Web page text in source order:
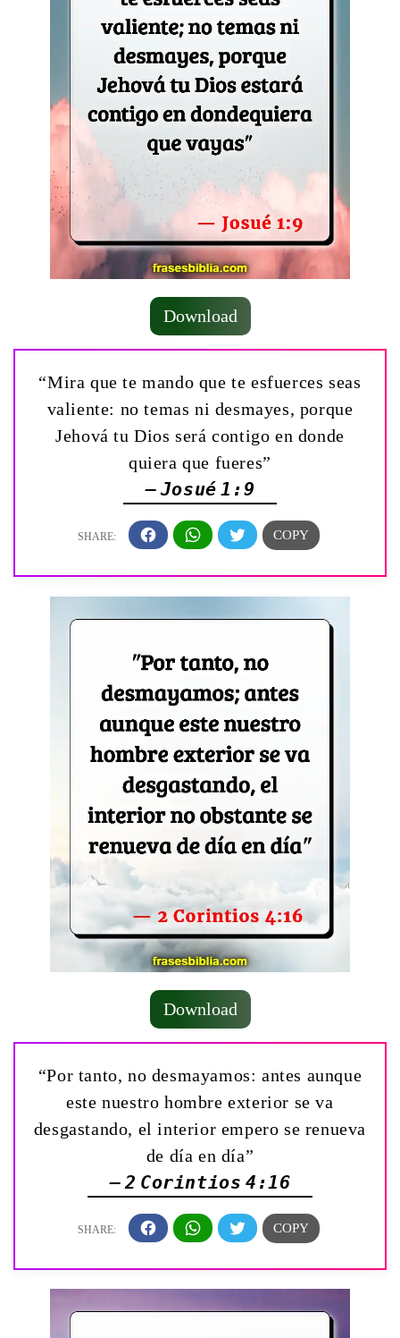
Download
“Mira que te mando que te esfuerces seas
valiente: no temas ni desmayes, porque
Jehová tu Dios será contigo en donde
quiera que fueres”
— Josué 1:9
Download
“Por tanto, no desmayamos: antes aunque
este nuestro hombre exterior se va
desgastando, el interior empero se renueva
de día en día”
— 2 Corintios 4:16